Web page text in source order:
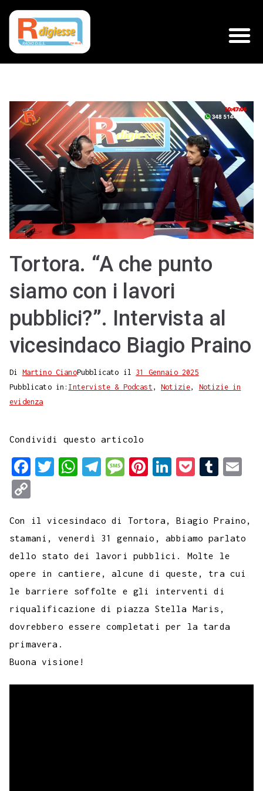
Tortora. “A che punto
siamo con i lavori
pubblici?”. Intervista al
vicesindaco Biagio Praino
Di Martino CianoPubblicato il 31 Gennaio 2025
Pubblicato in: Interviste & Podcast ,Notizie, Notizie in
evidenza
Condividi questo articolo
F
e
b
o
o
k
T
t
t
e
r
W
t
s
A
p
p
T
e
g
r
a
m
M
s
a
g
e
P
t
e
r
e
s
t
L
k
e
d
I
n
k
e
t
T
b
l
r
i
l
p
y
L
i
n
k
Con il vicesindaco di Tortora, Biagio Praino,
stamani, venerdì 31 gennaio, abbiamo parlato
dello stato dei lavori pubblici. Molte le
opere in cantiere, alcune di queste, tra cui
le barriere soffolte e gli interventi di
riqualificazione di piazza Stella Maris,
dovrebbero essere completati per la tarda
primavera.
Buona visione!